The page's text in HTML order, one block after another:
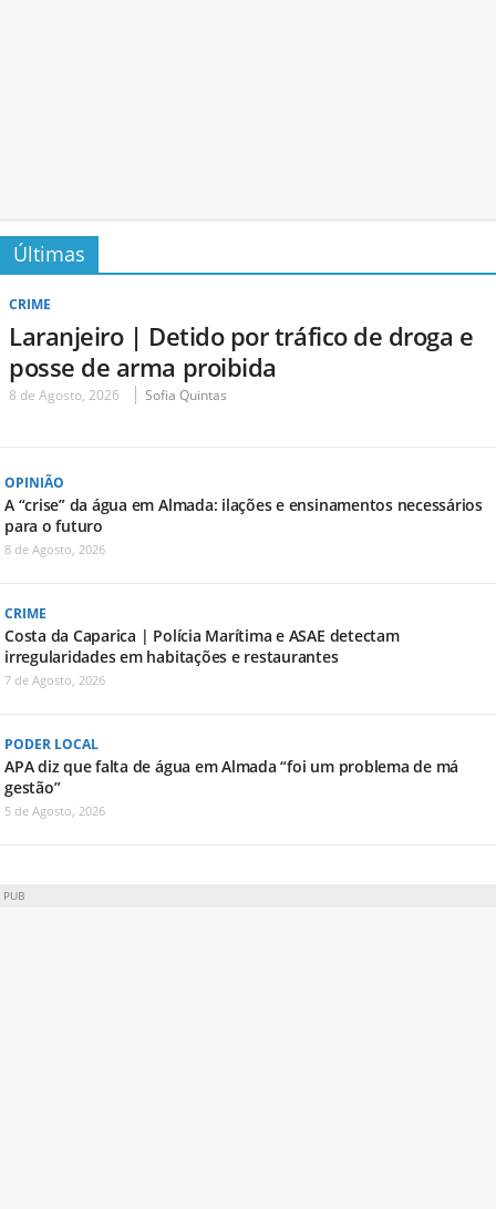
Últimas
CRIME
Laranjeiro | Detido por tráfico de droga e
posse de arma proibida
8 de Agosto, 2026 Sofia Quintas
OPINIÃO
A “crise” da água em Almada: ilações e ensinamentos necessários
para o futuro
8 de Agosto, 2026
CRIME
Costa da Caparica | Polícia Marítima e ASAE detectam
irregularidades em habitações e restaurantes
7 de Agosto, 2026
PODER LOCAL
APA diz que falta de água em Almada “foi um problema de má
gestão”
5 de Agosto, 2026
PUB